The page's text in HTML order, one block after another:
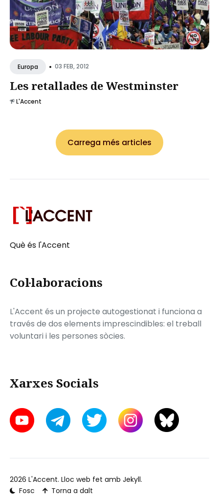
Europa • 03 FEB, 2012
Les retallades de Westminster
L'Accent
Carrega més articles
Què és l'Accent
Col·laboracions
L'Accent és un projecte autogestionat i funciona a
través de dos elements imprescindibles: el treball
voluntari i les persones sòcies.
Xarxes Socials
2026 L'Accent. Lloc web fet amb Jekyll.
Fosc
Torna a dalt